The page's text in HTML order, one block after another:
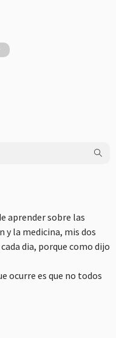
aprender sobre las
y la medicina, mis dos
dia, porque como dijo
ocurre es que no todos